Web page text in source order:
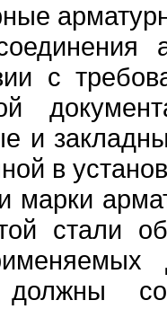
с
и
в
марки
стали
няемых
должны